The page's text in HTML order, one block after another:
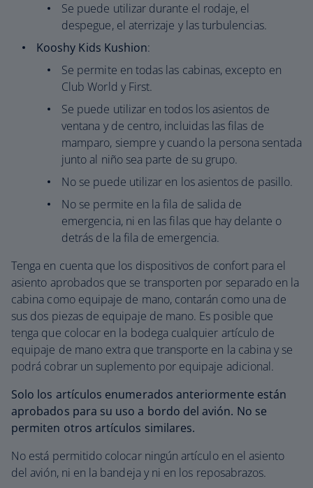
Se puede utilizar durante el rodaje, el
despegue, el aterrizaje y las turbulencias.
Kooshy Kids Kushion:
Se permite en todas las cabinas, excepto en
Club World y First.
Se puede utilizar en todos los asientos de
ventana y de centro, incluidas las filas de
mamparo, siempre y cuando la persona sentada
junto al niño sea parte de su grupo.
No se puede utilizar en los asientos de pasillo.
No se permite en la fila de salida de
emergencia, ni en las filas que hay delante o
detrás de la fila de emergencia.
Tenga en cuenta que los dispositivos de confort para el
asiento aprobados que se transporten por separado en la
cabina como equipaje de mano, contarán como una de
sus dos piezas de equipaje de mano. Es posible que
tenga que colocar en la bodega cualquier artículo de
equipaje de mano extra que transporte en la cabina y se
podrá cobrar un suplemento por equipaje adicional.
Solo los artículos enumerados anteriormente están
aprobados para su uso a bordo del avión. No se
permiten otros artículos similares.
No está permitido colocar ningún artículo en el asiento
del avión, ni en la bandeja y ni en los reposabrazos.